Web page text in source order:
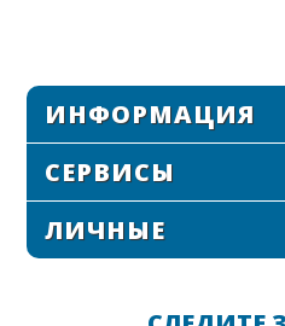
ИНФОРМАЦИЯ
СЕРВИСЫ
ЛИЧНЫЕ